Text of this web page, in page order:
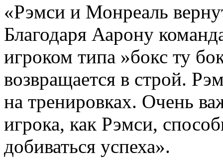
«Рэмси и Монреаль
Благодаря Аарону
игроком типа »бокс ту
возвращается в строй.
на тренировках. Очень
игрока, как Рэмси,
добиваться успеха».